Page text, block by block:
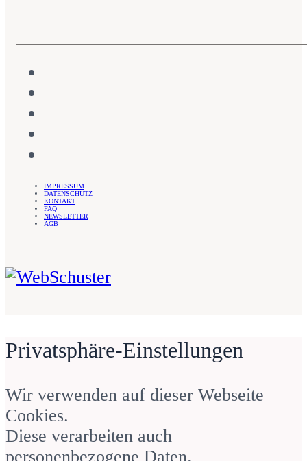
IMPRESSUM
DATENSCHUTZ
KONTAKT
FAQ
NEWSLETTER
AGB
– Sandra Schuster
Privatsphäre-Einstellungen
Wir verwenden auf dieser Webseite
Cookies.
Diese verarbeiten auch
personenbezogene Daten.